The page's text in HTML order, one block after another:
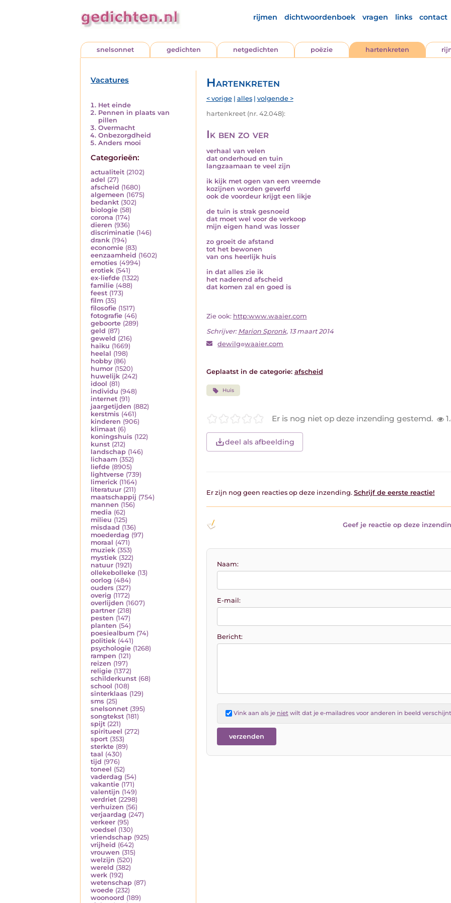
rijmen dichtwoordenboek vragen links contact
snelsonnet gedichten netgedichten poëzie hartenkreten
Vacatures
Het einde
Pennen in plaats van
pillen
Overmacht
Onbezorgdheid
Anders mooi
Categorieën:
actualiteit (2102)
adel (27)
afscheid (1680)
algemeen (1675)
bedankt (302)
biologie (58)
corona (174)
dieren (936)
discriminatie (146)
drank (194)
economie (83)
eenzaamheid (1602)
emoties (4994)
erotiek (541)
ex-liefde (1322)
familie (488)
feest (173)
film (35)
filosofie (1517)
fotografie (46)
geboorte (289)
geld (87)
geweld (216)
haiku (1669)
heelal (198)
hobby (86)
humor (1520)
huwelijk (242)
idool (81)
individu (948)
internet (91)
jaargetijden (882)
kerstmis (461)
kinderen (906)
klimaat (6)
koningshuis (122)
kunst (212)
landschap (146)
lichaam (352)
liefde (8905)
lightverse (739)
limerick (1164)
literatuur (211)
maatschappij (754)
mannen (156)
media (62)
milieu (125)
misdaad (136)
moederdag (97)
moraal (471)
muziek (353)
mystiek (322)
natuur (1921)
ollekebolleke (13)
oorlog (484)
ouders (327)
overig (1172)
overlijden (1607)
partner (218)
pesten (147)
planten (54)
poesiealbum (74)
politiek (441)
psychologie (1268)
rampen (121)
reizen (197)
religie (1372)
schilderkunst (68)
school (108)
sinterklaas (129)
sms (25)
snelsonnet (395)
songtekst (181)
spijt (221)
spiritueel (272)
sport (353)
sterkte (89)
taal (430)
tijd (976)
toneel (52)
vaderdag (54)
vakantie (171)
valentijn (149)
verdriet (2298)
verhuizen (56)
verjaardag (247)
verkeer (95)
voedsel (130)
vriendschap (925)
vrijheid (642)
vrouwen (315)
welzijn (520)
wereld (382)
werk (192)
wetenschap (87)
woede (232)
woonoord (189)
Hartenkreten
< vorige| alles| volgende >
hartenkreet (nr. 42.048):
Ik ben zo ver
verhaal van velen
dat onderhoud en tuin
langzaamaan te veel zijn
ik kijk met ogen van een vreemde
kozijnen worden geverfd
ook de voordeur krijgt een likje
de tuin is strak gesnoeid
dat moet wel voor de verkoop
mijn eigen hand was losser
zo groeit de afstand
tot het bewonen
van ons heerlijk huis
in dat alles zie ik
het naderend afscheid
dat komen zal en goed is
Zie ook: http:www.waaier.com
Schrijver: Marion Spronk, 13 maart 2014
dewilg waaier.com
Geplaatst in de categorie: afscheid
Huis
Er is nog niet op deze inzending gestemd.
deel als afbeelding
Er zijn nog geen reacties op deze inzending. Schrijf de eerste reactie!
Geef je reactie op deze
Naam:
E-mail:
Bericht:
Vink aan als je nietwilt dat je e-mailadres voor anderen in beeld verschijnt